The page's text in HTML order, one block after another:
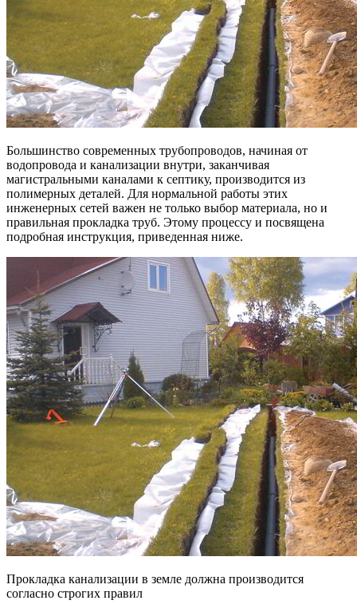
Большинство современных трубопроводов, начиная от
водопровода и канализации внутри, заканчивая
магистральными каналами к септику, производится из
полимерных деталей. Для нормальной работы этих
инженерных сетей важен не только выбор материала, но и
правильная прокладка труб. Этому процессу и посвящена
подробная инструкция, приведенная ниже.
Прокладка канализации в земле должна производится
согласно строгих правил